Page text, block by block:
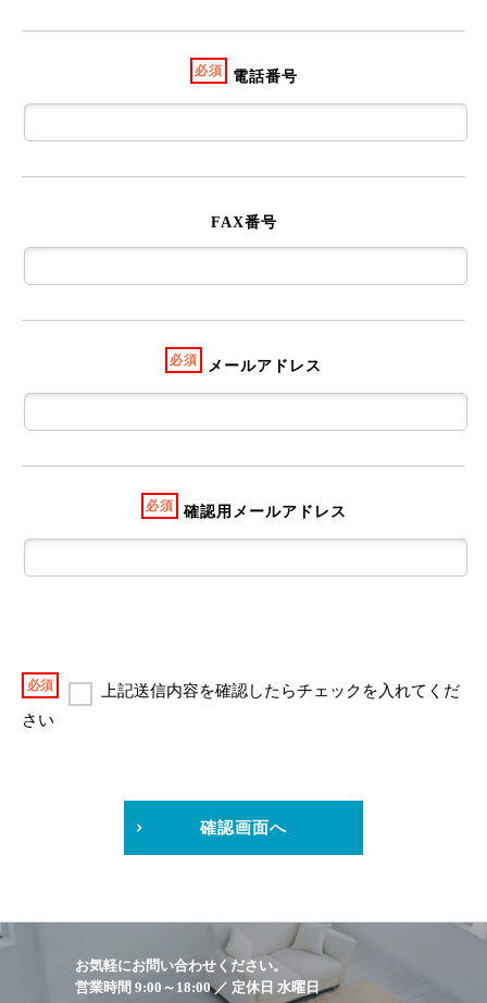
必須 電話番号
FAX番号
必須 メールアドレス
必須 確認用メールアドレス
必須
上記送信内容を確認したらチェックを入れてくだ
さい
確認画面へ
お気軽にお問い合わせください。
営業時間 9:00～18:00 ／ 定休日 水曜日